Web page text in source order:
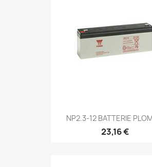
NP2.3-12 BATTERIE
23,16 €